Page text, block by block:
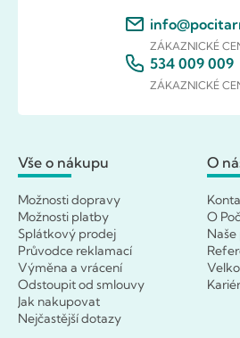
ZÁKAZNICKÉ
534 009 009
ZÁKAZNICKÉ
Vše o nákupu
Možnosti dopravy
Možnosti platby
Splátkový prodej
Průvodce reklamací
Výměna a vrácení
Odstoupit od smlouvy
Jak nakupovat
Nejčastější dotazy
O
O